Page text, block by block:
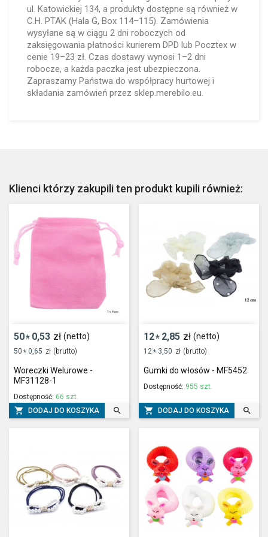
ul. Katowickiej 134, a produkty dostępne są również w
C.H. PTAK (Hala G, Box 114–115). Zamówienia
wysyłane są w ciągu 2 dni roboczych od
zaksięgowania płatności kurierem DPD lub Pocztex w
cenie 19–23 zł. Czas dostawy wynosi 1–2 dni
robocze, a każda paczka jest ubezpieczona.
Zapraszamy Państwa do współpracy hurtowej i
składania zamówień przez sklep.merebilo.eu.
Klienci którzy zakupili ten produkt kupili również:
50* 0,53 zł (netto)
50 * 0,65 zł (brutto)
Woreczki Welurowe -
MF31128-1
Dostępność: 66 szt.
 DODAJ DO KOSZYKA 
12* 2,85 zł (netto)
12 * 3,50 zł (brutto)
Gumki do włosów - MF5452
Dostępność: 955 szt.
 DODAJ DO KOSZYKA 